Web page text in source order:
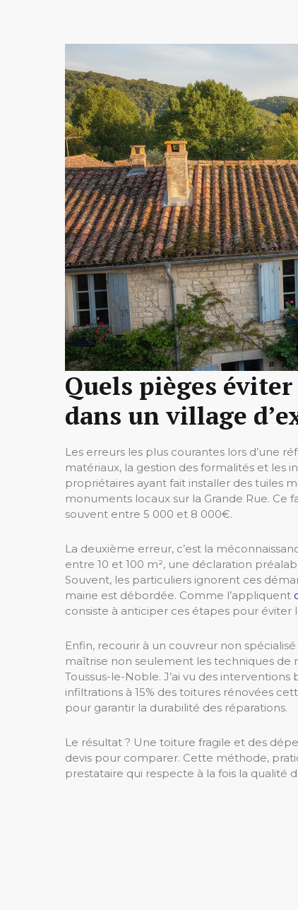
Quels pièges
dans un village
Les erreurs les plus courantes lors d’une
matériaux, la gestion des formalités et les
propriétaires ayant fait installer des tuiles
monuments locaux sur la Grande Rue. Ce
souvent entre 5 000 et 8 000€.
La deuxième erreur, c’est la
entre 10 et 100 m², une déclaration
Souvent, les particuliers ignorent ces
mairie est débordée. Comme l’appliquent
consiste à anticiper ces étapes pour éviter
Enfin, recourir à un couvreur non
maîtrise non seulement les techniques de
Toussus-le-Noble. J’ai vu des
infiltrations à 15% des toitures rénovées
pour garantir la durabilité des réparations.
Le résultat ? Une toiture fragile et des
devis pour comparer. Cette méthode,
prestataire qui respecte à la fois la qualité